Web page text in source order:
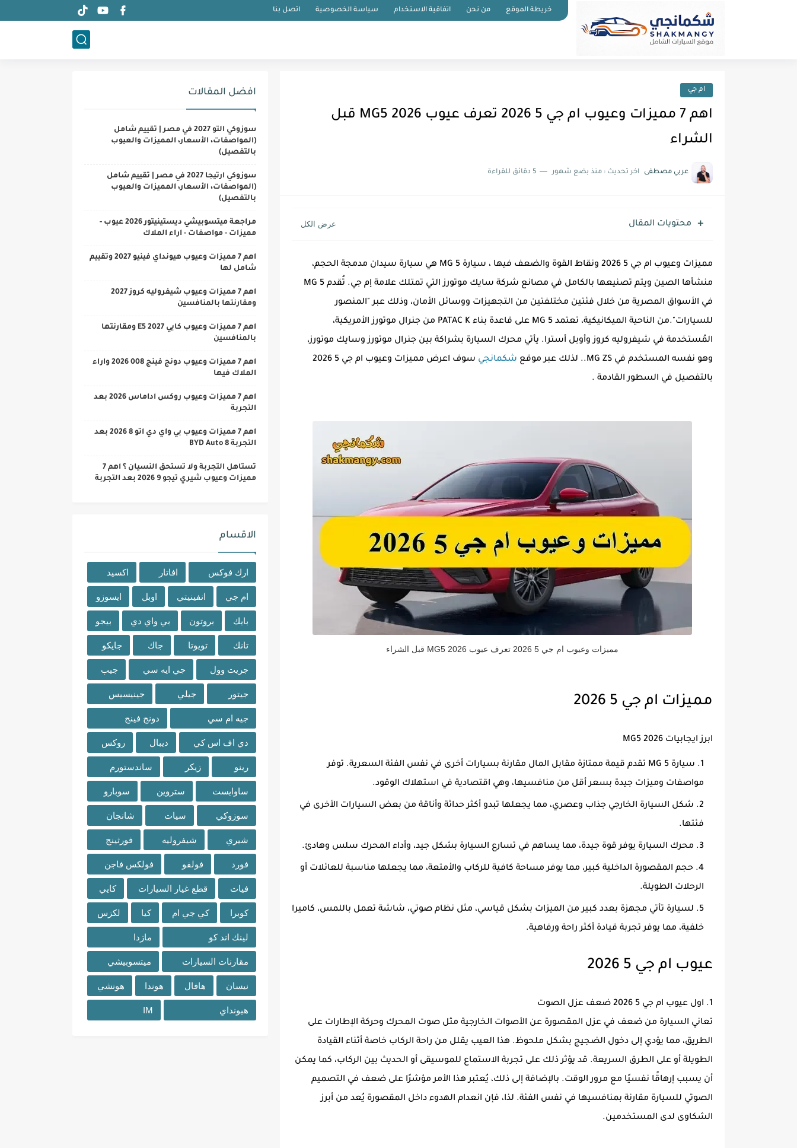
خريطة الموقع من نحن اتفاقية الاستخدام سياسة الخصوصية اتصل بنا
ام جي
اهم 7 مميزات وعيوب ام جي 5 2026 تعرف عيوب MG5 2026 قبل
الشراء
عربي مصطفى اخر تحديث : منذ بضع شهور 5 دقائق للقراءة
محتويات المقال
مميزات وعيوب ام جي 5 2026 ونقاط القوة والضعف فيها ، سيارة MG 5 هي سيارة سيدان مدمجة الحجم،
منشأها الصين ويتم تصنيعها بالكامل في مصانع شركة سايك موتورز التي تمتلك علامة إم جي. تُقدم MG 5
في الأسواق المصرية من خلال فئتين مختلفتين من التجهيزات ووسائل الأمان، وذلك عبر "المنصور
للسيارات".من الناحية الميكانيكية، تعتمد MG 5 على قاعدة بناء PATAC K من جنرال موتورز الأمريكية،
المُستخدمة في شيفروليه كروز وأوبل أسترا. يأتي محرك السيارة بشراكة بين جنرال موتورز وسايك موتورز،
وهو نفسه المستخدم في MG ZS.. لذلك عبر موقع
شكمانجي
سوف اعرض مميزات وعيوب ام جي 5 2026
بالتفصيل في السطور القادمة .
مميزات وعيوب ام جي 5 2026 تعرف عيوب MG5 2026 قبل الشراء
مميزات ام جي 5 2026
ابرز ايجابيات MG5 2026
سيارة MG 5 تقدم قيمة ممتازة مقابل المال مقارنة بسيارات أخرى في نفس الفئة السعرية. توفر
مواصفات وميزات جيدة بسعر أقل من منافسيها، وهي اقتصادية في استهلاك الوقود.
شكل السيارة الخارجي جذاب وعصري، مما يجعلها تبدو أكثر حداثة وأناقة من بعض السيارات الأخرى في
فئتها.
محرك السيارة يوفر قوة جيدة، مما يساهم في تسارع السيارة بشكل جيد، وأداء المحرك سلس وهادئ.
حجم المقصورة الداخلية كبير، مما يوفر مساحة كافية للركاب والأمتعة، مما يجعلها مناسبة للعائلات أو
الرحلات الطويلة.
لسيارة تأتي مجهزة بعدد كبير من الميزات بشكل قياسي، مثل نظام صوتي، شاشة تعمل باللمس، كاميرا
خلفية، مما يوفر تجربة قيادة أكثر راحة ورفاهية.
عيوب ام جي 5 2026
1. اول عيوب ام جي 5 2026 ضعف عزل الصوت
تعاني السيارة من ضعف في عزل المقصورة عن الأصوات الخارجية مثل صوت المحرك وحركة الإطارات على
الطريق، مما يؤدي إلى دخول الضجيج بشكل ملحوظ. هذا العيب يقلل من راحة الركاب خاصة أثناء القيادة
الطويلة أو على الطرق السريعة. قد يؤثر ذلك على تجربة الاستماع للموسيقى أو الحديث بين الركاب، كما يمكن
أن يسبب إرهاقًا نفسيًا مع مرور الوقت. بالإضافة إلى ذلك، يُعتبر هذا الأمر مؤشرًا على ضعف في التصميم
الصوتي للسيارة مقارنة بمنافسيها في نفس الفئة. لذا، فإن انعدام الهدوء داخل المقصورة يُعد من أبرز
الشكاوى لدى المستخدمين.
افضل المقالات
سوزوكي التو 2027 في مصر | تقييم شامل
(المواصفات، الأسعار، المميزات والعيوب
بالتفصيل)
سوزوكي ارتيجا 2027 في مصر | تقييم شامل
(المواصفات، الأسعار، المميزات والعيوب
بالتفصيل)
مراجعة ميتسوبيشي ديستينيتور 2026 عيوب -
مميزات - مواصفات - اراء الملاك
اهم 7 مميزات وعيوب هيونداي فينيو 2027 وتقييم
شامل لها
اهم 7 مميزات وعيوب شيفروليه كروز 2027
ومقارنتها بالمنافسين
اهم 7 مميزات وعيوب كايي E5 2027 ومقارنتها
بالمنافسين
اهم 7 مميزات وعيوب دونج فينج 008 2026 واراء
الملاك فيها
اهم 7 مميزات وعيوب روكس اداماس 2026 بعد
التجربة
اهم 7 مميزات وعيوب بي واي دي اتو 8 2026 بعد
التجربة BYD Auto 8
تستاهل التجربة ولا تستحق النسيان ؟ اهم 7
مميزات وعيوب شيري تيجو 9 2026 بعد التجربة
الاقسام
ارك فوكس افاتار اكسيد
ام جي انفينيتي اوبل ايسوزو
بايك بروتون بي واي دي بيجو
تانك تويوتا جاك جايكو
جريت وول جي ايه سي جيب
جيتور جيلي جينيسيس
جيه ام سي دونج فينج
دي اف اس كي ديبال روكس
رينو زيكر ساندستورم
ساوايست ستروين سوبارو
سوزوكي سيات شانجان
شيري شيفروليه فورثينج
فورد فولفو فولكس فاجن
فيات قطع غيار السيارات كايي
كوبرا كي جي ام كيا لكزس
لينك اند كو مازدا
مقارنات السيارات ميتسوبيشي
نيسان هافال هوندا هونشي
هيونداي IM